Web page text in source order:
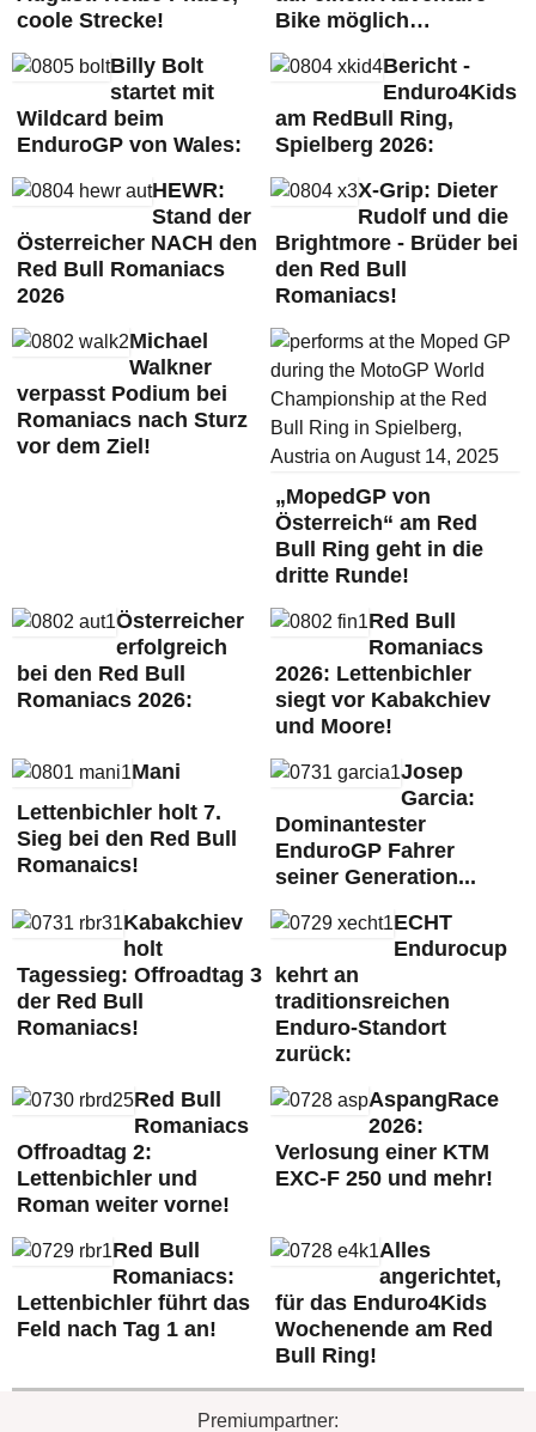
coole Strecke!
Bike möglich…
Billy Bolt
startet mit
Wildcard beim
EnduroGP von Wales:
Bericht -
Enduro4Kids
am RedBull Ring,
Spielberg 2026:
HEWR:
Stand der
Österreicher NACH den
Red Bull Romaniacs
2026
X-Grip: Dieter
Rudolf und die
Brightmore - Brüder bei
den Red Bull
Romaniacs!
Michael
Walkner
verpasst Podium bei
Romaniacs nach Sturz
vor dem Ziel!
„MopedGP von
Österreich“ am Red
Bull Ring geht in die
dritte Runde!
Österreicher
erfolgreich
bei den Red Bull
Romaniacs 2026:
Red Bull
Romaniacs
2026: Lettenbichler
siegt vor Kabakchiev
und Moore!
Mani
Lettenbichler holt 7.
Sieg bei den Red Bull
Romanaics!
Josep
Garcia:
Dominantester
EnduroGP Fahrer
seiner Generation...
Kabakchiev
holt
Tagessieg: Offroadtag 3
der Red Bull
Romaniacs!
ECHT
Endurocup
kehrt an
traditionsreichen
Enduro-Standort
zurück:
Red Bull
Romaniacs
Offroadtag 2:
Lettenbichler und
Roman weiter vorne!
AspangRace
2026:
Verlosung einer KTM
EXC-F 250 und mehr!
Red Bull
Romaniacs:
Lettenbichler führt das
Feld nach Tag 1 an!
Alles
angerichtet,
für das Enduro4Kids
Wochenende am Red
Bull Ring!
Premiumpartner: